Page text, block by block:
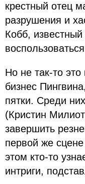
крестный отец
разрушения и
Кобб,
Но не так-то
бизнес
пятки. Среди
(Кристин
завершить
первой же
этом кто-то
интриги,